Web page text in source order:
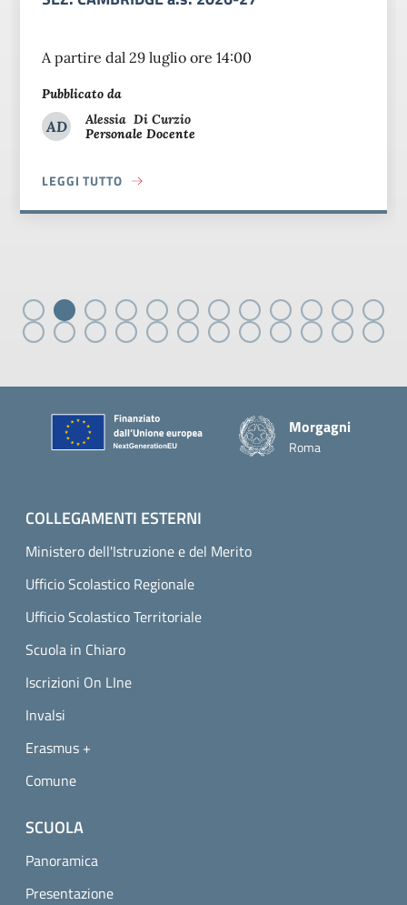
A partire dal 29 luglio ore 14:00
Pubblicato da
AD
Alessia Di Curzio
Alessia Di Curzio
Personale Docente
LEGGI TUTTO
ABOUT PUBBLICAZIONE GRADUATORIE DEFINITIVE SEZ.
Piè di pagina
Morgagni
Roma
COLLEGAMENTI ESTERNI
Ministero dell'Istruzione e del Merito
Ufficio Scolastico Regionale
Ufficio Scolastico Territoriale
Scuola in Chiaro
Iscrizioni On LIne
Invalsi
Erasmus +
Comune
SCUOLA
Panoramica
Presentazione